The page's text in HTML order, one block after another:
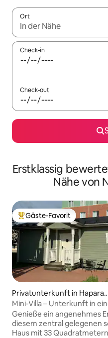
Ort
Wenn Ergebnisse
Check-in
Check-out
Erstklassig
Nähe von
Beliebter Gäste-Favorit.
Gäste-Favorit
Privatunterkunft in Haparan
da
Mini-Villa – Unterkunft in
Privathaus
Genieße ein angenehmes
diesem zentral gelegenen
Haus mit 33